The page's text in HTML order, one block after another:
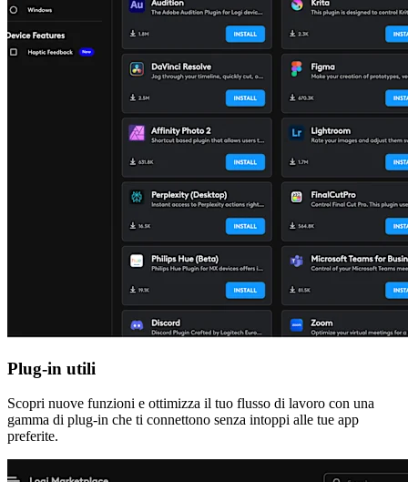
Plug-in utili
Scopri nuove funzioni e ottimizza il tuo flusso di lavoro con una
gamma di plug-in che ti connettono senza intoppi alle tue app
preferite.